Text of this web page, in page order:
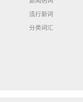
流行新词
分类词汇